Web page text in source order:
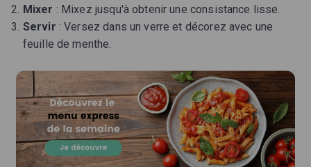
Mixer : Mixez jusqu'à obtenir une consistance lisse.
Servir : Versez dans un verre et décorez avec une
feuille de menthe.